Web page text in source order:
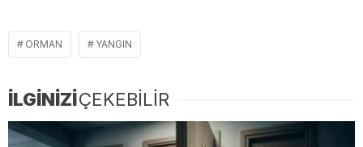
ORMAN YANGIN
İLGİNİZİÇEKEBİLİR